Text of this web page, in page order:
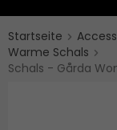
Startseite
Warme Schals
Schals - Gårda